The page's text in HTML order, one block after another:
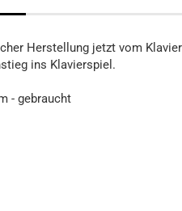
Herstellung jetzt vom
ins Klavierspiel.
- gebraucht